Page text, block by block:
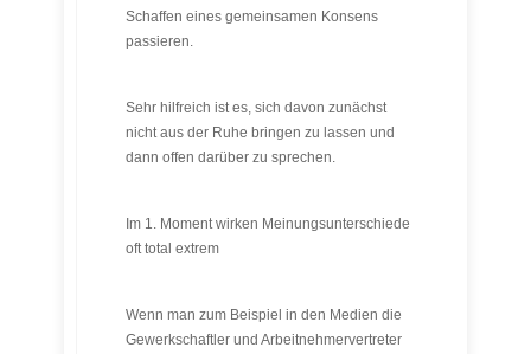
Schaffen eines gemeinsamen Konsens
passieren.
Sehr hilfreich ist es, sich davon zunächst
nicht aus der Ruhe bringen zu lassen und
dann offen darüber zu sprechen.
Im 1. Moment wirken Meinungsunterschiede
oft total extrem
Wenn man zum Beispiel in den Medien die
Gewerkschaftler und Arbeitnehmervertreter